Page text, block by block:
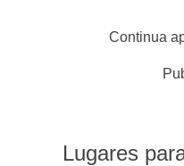
Continua
Lugares